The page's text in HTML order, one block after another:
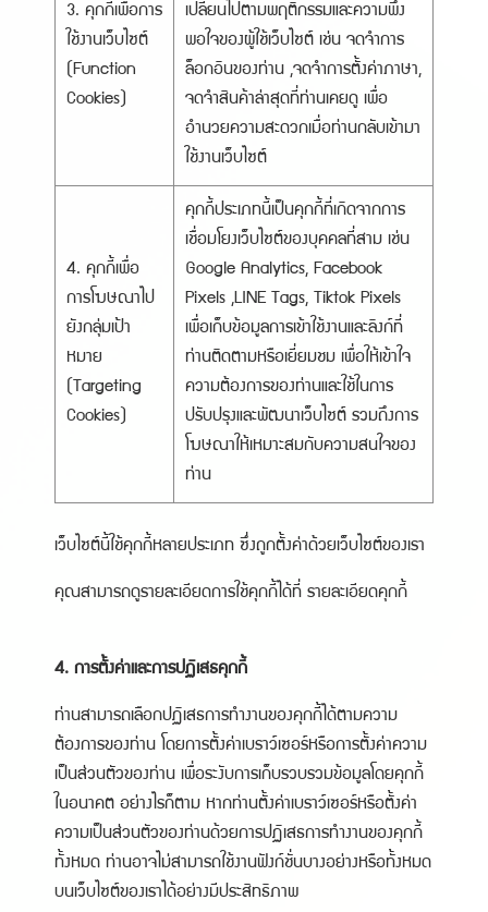
3. คุกกี้เพื่อการ
ใช้งานเว็บไซต์
(Function
Cookies)
เปลี่ยนไปตามพฤติกรรมและความพึง
พอใจของผู้ใช้เว็บไซต์ เช่น จดจำการ
ล็อกอินของท่าน ,จดจำการตั้งค่าภาษา,
จดจำสินค้าล่าสุดที่ท่านเคยดู เพื่อ
อำนวยความสะดวกเมื่อท่านกลับเข้ามา
ใช้งานเว็บไซต์
4. คุกกี้เพื่อ
การโฆษณาไป
ยังกลุ่มเป้า
หมาย
(Targeting
Cookies)
คุกกี้ประเภทนี้เป็นคุกกี้ที่เกิดจากการ
เชื่อมโยงเว็บไซต์ของบุคคลที่สาม เช่น
Google Analytics, Facebook
Pixels ,LINE Tags, Tiktok Pixels
เพื่อเก็บข้อมูลการเข้าใช้งานและลิงก์ที่
ท่านติดตามหรือเยี่ยมชม เพื่อให้เข้าใจ
ความต้องการของท่านและใช้ในการ
ปรับปรุงและพัฒนาเว็บไซต์ รวมถึงการ
โฆษณาให้เหมาะสมกับความสนใจของ
ท่าน
เว็บไซต์นี้ใช้คุกกี้หลายประเภท ซึ่งถูกตั้งค่าด้วยเว็บไซต์ของเรา
คุณสามารถดูรายละเอียดการใช้คุกกี้ได้ที่ รายละเอียดคุกกี้
4. การตั้งค่าและการปฏิเสธคุกกี้
ท่านสามารถเลือกปฏิเสธการทำงานของคุกกี้ได้ตามความ
ต้องการของท่าน โดยการตั้งค่าเบราว์เซอร์หรือการตั้งค่าความ
เป็นส่วนตัวของท่าน เพื่อระงับการเก็บรวบรวมข้อมูลโดยคุกกี้
ในอนาคต อย่างไรก็ตาม หากท่านตั้งค่าเบราว์เซอร์หรือตั้งค่า
ความเป็นส่วนตัวของท่านด้วยการปฏิเสธการทำงานของคุกกี้
ทั้งหมด ท่านอาจไม่สามารถใช้งานฟังก์ชั่นบางอย่างหรือทั้งหมด
บนเว็บไซต์ของเราได้อย่างมีประสิทธิภาพ